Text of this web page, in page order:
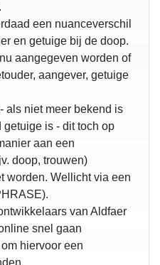
een nuanceverschil
en getuige bij de doop.
aangegeven worden of
aangever, getuige
als niet meer bekend is
getuige is - dit toch op
aan een
doop, trouwen)
worden. Wellicht via een
van Aldfaer
snel gaan
hiervoor een